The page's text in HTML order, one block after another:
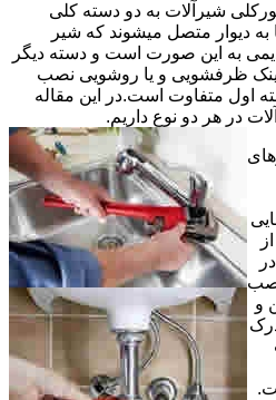
شیرآلات به دو دسته کلی
به دیوار متصل میشوند که شیر
به این صورت است و دسته دیگر
ظرفشویی و یا روشویی نصب
اول متفاوت است.در این مقاله
در هر دو نوع داریم.
و